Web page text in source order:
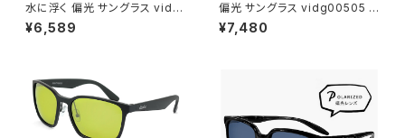
水に浮く 偏光 サングラス vidg
00492 ダンシェイディーズ フ
ローティー DANG SHADES 偏
ンズ レディース ユニセックス ボ
ストン型 フレーム 偏光 レンズ u
v400 uvカット 釣り アウトドア
キャンプ おすすめ
¥6,589
偏光 サングラス vidg00505 ダ
ンシェイディーズ ALL TERRAI
N JP DANG SHADES オール
ング 釣り ゴルフ ツーリング 自
転車 車 運転用 メンズ レディー
ス ユニセックス uvカット
¥7,480